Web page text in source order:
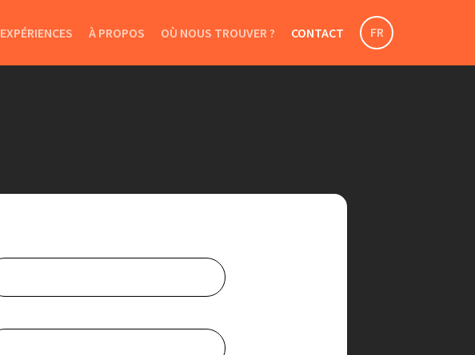
EXPÉRIENCES À PROPOS OÙ NOUS TROUVER ? CONTACT FR